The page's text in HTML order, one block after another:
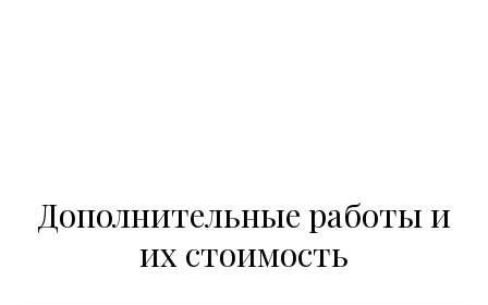
Дополнительные работы и
их стоимость